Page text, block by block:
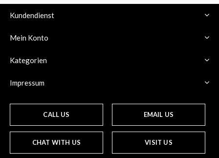
Kundendienst
Mein Konto
Kategorien
Impressum
CALL US EMAIL US
CHAT WITH US VISIT US